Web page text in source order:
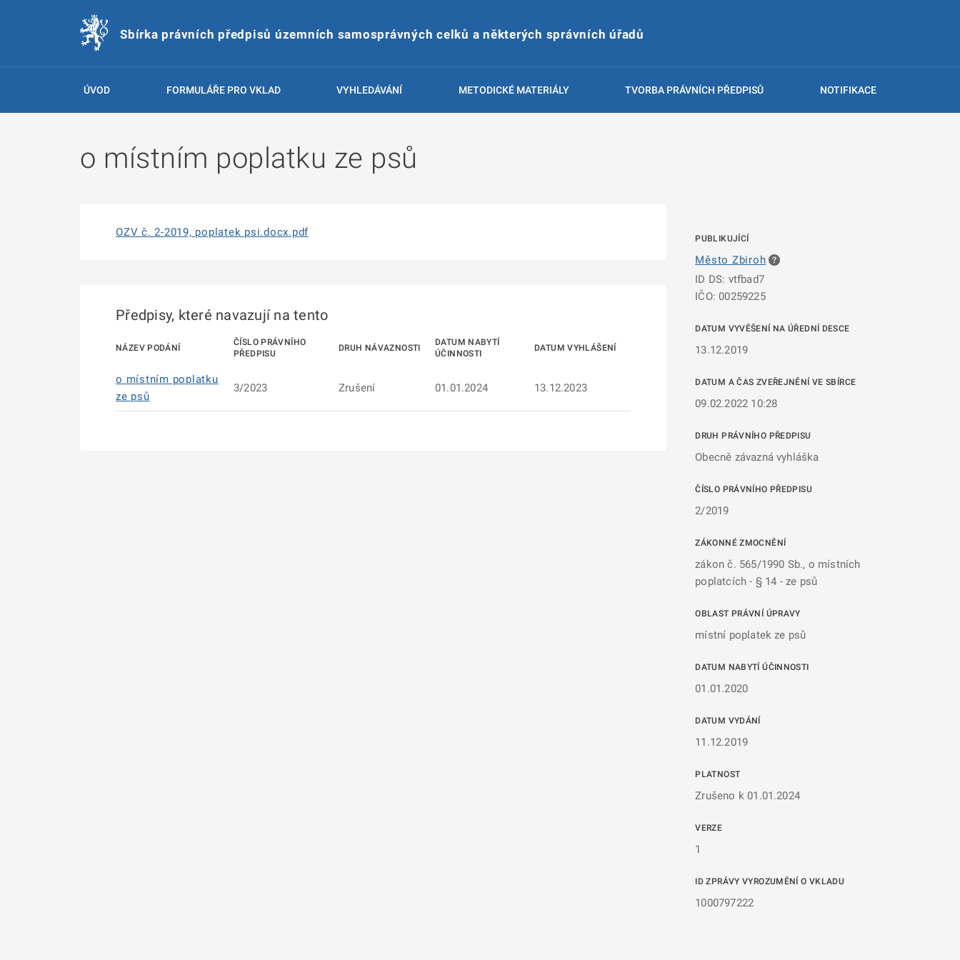
Sbírka právních předpisů územních samosprávných celků a některých správních úřadů
ÚVOD FORMULÁŘE PRO VKLAD VYHLEDÁVÁNÍ METODICKÉ MATERIÁLY TVORBA PRÁVNÍCH PŘEDPISŮ NOTIFIKACE
o místním poplatku ze psů
PUBLIKUJÍCÍ
Město Zbiroh
ID DS: vtfbad7
IČO: 00259225
DATUM VYVĚŠENÍ NA ÚŘEDNÍ DESCE
13.12.2019
DATUM A ČAS ZVEŘEJNĚNÍ VE SBÍRCE
09.02.2022 10:28
DRUH PRÁVNÍHO PŘEDPISU
Obecně závazná vyhláška
ČÍSLO PRÁVNÍHO PŘEDPISU
2/2019
ZÁKONNÉ ZMOCNĚNÍ
zákon č. 565/1990 Sb., o místních
poplatcích - § 14 - ze psů
OBLAST PRÁVNÍ ÚPRAVY
místní poplatek ze psů
DATUM NABYTÍ ÚČINNOSTI
01.01.2020
DATUM VYDÁNÍ
11.12.2019
PLATNOST
Zrušeno k 01.01.2024
VERZE
1
ID ZPRÁVY VYROZUMĚNÍ O VKLADU
1000797222
OZV č. 2-2019, poplatek psi.docx.pdf
Předpisy, které navazují na tento
NÁZEV PODÁNÍ
ČÍSLO PRÁVNÍHO
PŘEDPISU
DRUH NÁVAZNOSTI
DATUM NABYTÍ
ÚČINNOSTI
DATUM VYHLÁŠENÍ
o místním poplatku
ze psů
3/2023 Zrušení 01.01.2024 13.12.2023